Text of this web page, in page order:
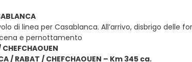
di linea per Casablanca. All’arrivo, disbrigo
e pernottamento
/ RABAT / CHEFCHAOUEN – Km 345 ca.